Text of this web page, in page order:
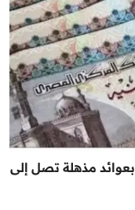
أفضل شهادات الادخار في بنوك 2026 بعوائد مذهلة تصل إلى